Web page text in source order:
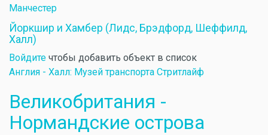
Манчестер
Йоркшир и Хамбер (Лидс, Брэдфорд, Шеффилд,
Халл)
Войдите чтобы добавить объект в список
Англия - Халл: Музей транспорта Стритлайф
Великобритания -
Нормандские острова